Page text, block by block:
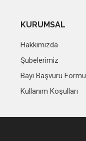
KURUMSAL
Hakkımızda
Şubelerimiz
Bayi Başvuru Formu
Kullanım Koşulları